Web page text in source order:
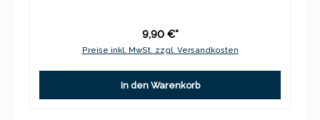
9,90 €*
Preise inkl. MwSt. zzgl. Versandkosten
In den Warenkorb